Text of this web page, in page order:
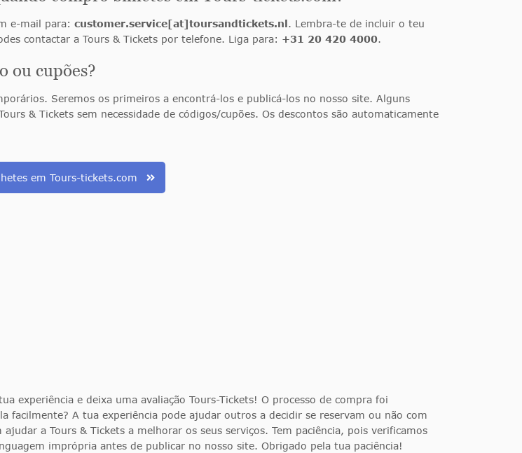
e-mail para: customer.service[at]toursandtickets.nl. Lembra-te de incluir o teu
contactar a Tours & Tickets por telefone. Liga para: +31 20 420 4000.
ou cupões?
Seremos os primeiros a encontrá-los e publicá-los no nosso site. Alguns
& Tickets sem necessidade de códigos/cupões. Os descontos são automaticamente
em Tours-tickets.com
experiência e deixa uma avaliação Tours-Tickets! O processo de compra foi
facilmente? A tua experiência pode ajudar outros a decidir se reservam ou não com
a Tours & Tickets a melhorar os seus serviços. Tem paciência, pois verificamos
imprópria antes de publicar no nosso site. Obrigado pela tua paciência!